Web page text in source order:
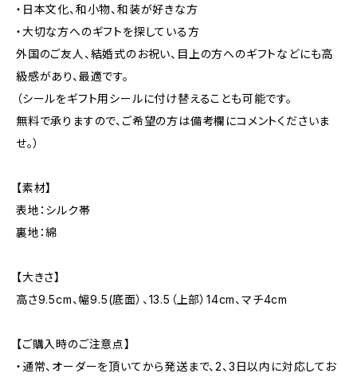
・日本文化、和小物、和装が好きな方
・大切な方へのギフトを探している方
外国のご友人、結婚式のお祝い、目上の方へのギフトなどにも高
級感があり、最適です。
（シールをギフト用シールに付け替えることも可能です。
無料で承りますので、ご希望の方は備考欄にコメントくださいま
せ。）
【素材】
表地：シルク帯
裏地：綿
【大きさ】
高さ9.5cm、幅9.5(底面）、13.5（上部）14cm、マチ4cm
【ご購入時のご注意点】
・通常、オーダーを頂いてから発送まで、2、3日以内に対応してお